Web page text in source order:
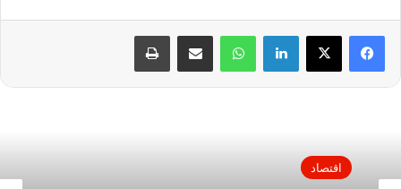
لينكدإن واتساب مشاركة عبر البريد طباعة
اقتصاد